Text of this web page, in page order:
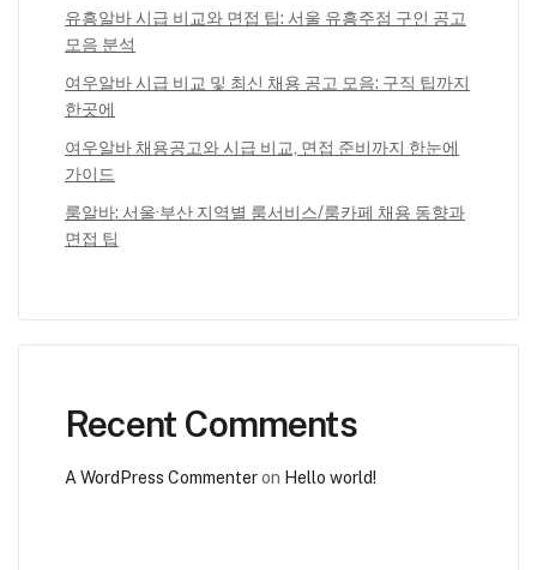
유흥알바 시급 비교와 면접 팁: 서울 유흥주점 구인 공고
모음 분석
여우알바 시급 비교 및 최신 채용 공고 모음: 구직 팁까지
한곳에
여우알바 채용공고와 시급 비교, 면접 준비까지 한눈에
가이드
룸알바: 서울·부산 지역별 룸서비스/룸카페 채용 동향과
면접 팁
Recent Comments
A WordPress Commenteron Hello world!